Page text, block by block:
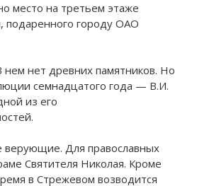
место на третьем этаже
подаренного городу ОАО
нет древних памятников. Но
семнадцатого года — В.И.
из его
верующие. Для православных
Святителя Николая. Кроме
в Стрежевом возводится